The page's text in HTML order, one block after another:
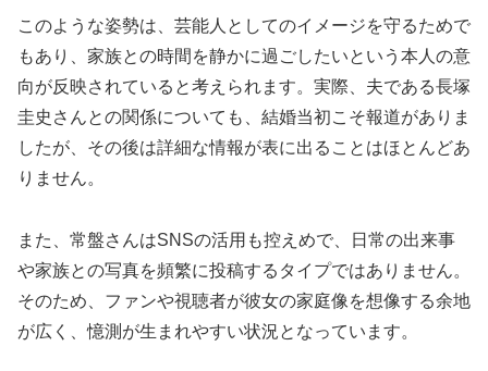
このような姿勢は、芸能人としてのイメージを守るためで
もあり、家族との時間を静かに過ごしたいという本人の意
向が反映されていると考えられます。実際、夫である長塚
圭史さんとの関係についても、結婚当初こそ報道がありま
したが、その後は詳細な情報が表に出ることはほとんどあ
りません。
また、常盤さんはSNSの活用も控えめで、日常の出来事
や家族との写真を頻繁に投稿するタイプではありません。
そのため、ファンや視聴者が彼女の家庭像を想像する余地
が広く、憶測が生まれやすい状況となっています。